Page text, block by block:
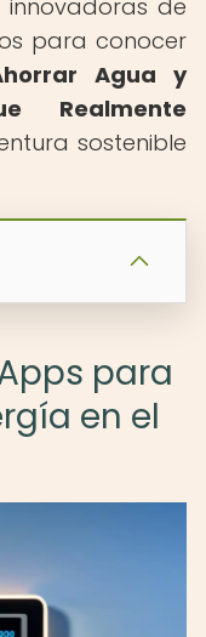
de
para conocer
Agua y
Realmente
sostenible
para
en el